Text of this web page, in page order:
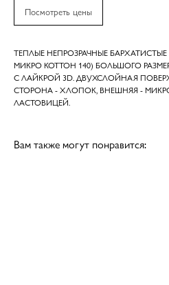
Посмотреть цены
ТЕПЛЫЕ НЕПРОЗРАЧНЫЕ
МИКРО КОТТОН 140) БОЛЬШОГО
С ЛАЙКРОЙ 3D. ДВУХСЛОЙНАЯ
СТОРОНА - ХЛОПОК, ВНЕШНЯЯ -
ЛАСТОВИЦЕЙ.
Вам также могут понравится: